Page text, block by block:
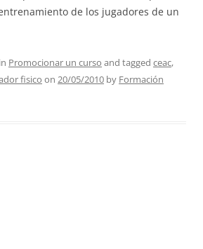
de los jugadores de un
Promocionar un curso and tagged ceac,
fisico on 20/05/2010 by Formación